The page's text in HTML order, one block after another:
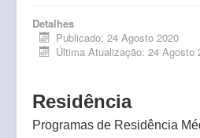
Editais
Comitês
Detalhes
Publicado: 24 Agosto 2020
Última Atualização: 24 Agosto
Residência
Programas de Residência